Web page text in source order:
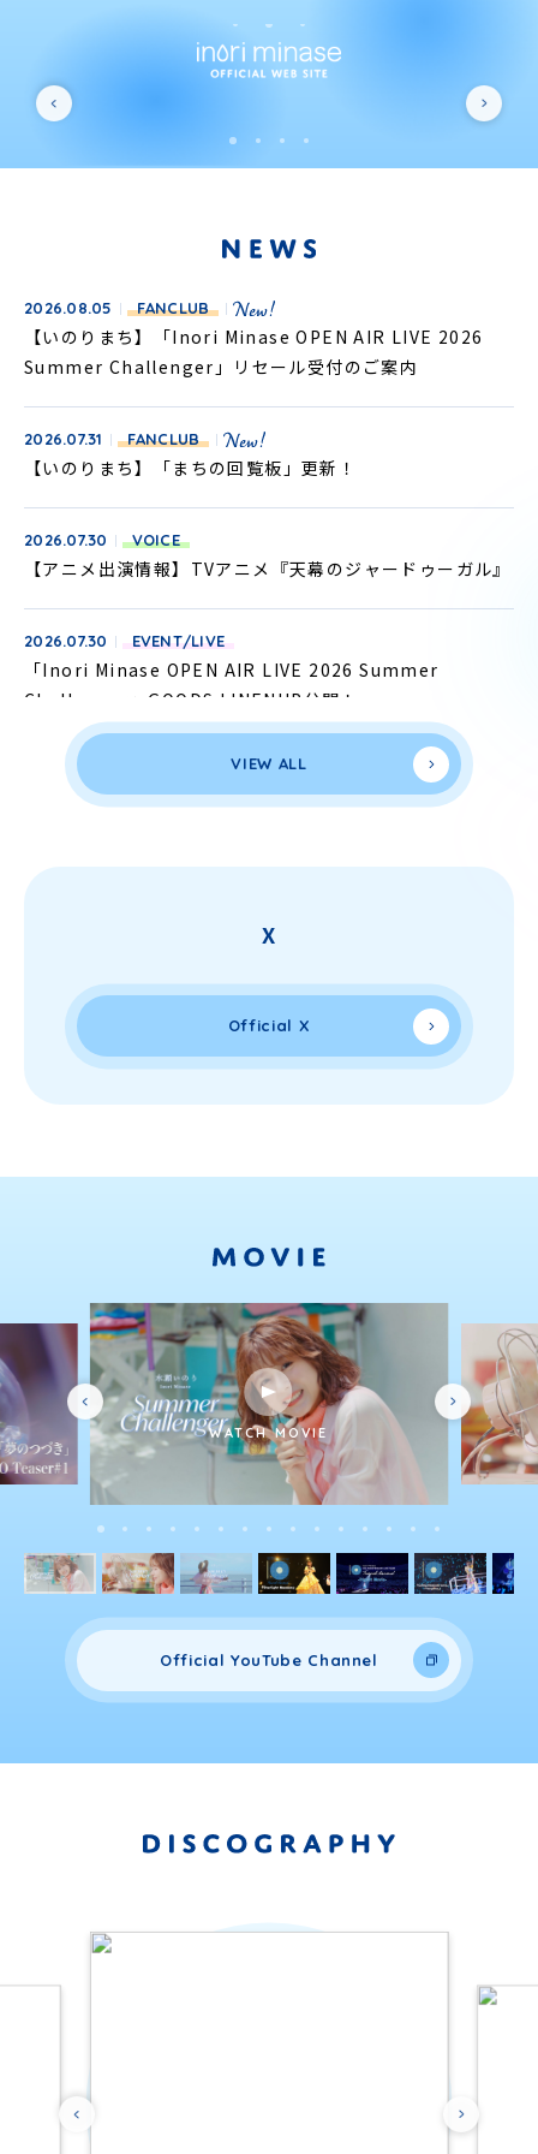
2026.08.05 FANCLUB
【いのりまち】「Inori Minase OPEN AIR LIVE 2026
Summer Challenger」リセール受付のご案内
2026.07.31 FANCLUB
【いのりまち】「まちの回覧板」更新！
2026.07.30 VOICE
【アニメ出演情報】TVアニメ『天幕のジャードゥーガル』
2026.07.30 EVENT/LIVE
「Inori Minase OPEN AIR LIVE 2026 Summer
Challenger」GOODS LINENUP公開！
2026.07.30
「Inori Minase 10th ANNIVERSARY POP UP Travel
VIEW ALL
X
Official X
WATCH MOVIE
Official YouTube Channel